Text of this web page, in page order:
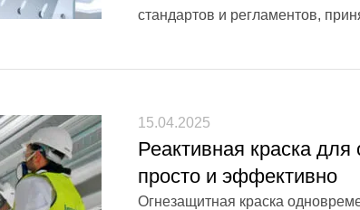
стандартов и регламентов,
15.04.2025
Реактивная краска
просто и эффективно
Огнезащитная краска